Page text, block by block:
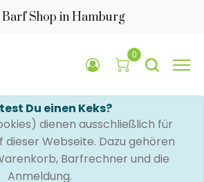
Shop in Hamburg
0
Du einen Keks?
dienen ausschließlich für
dieser Webseite. Dazu gehören
Barfrechner und die
Anmeldung.